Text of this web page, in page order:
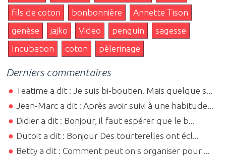
fils de coton
bonbonnière
Annette Tison
genèse
jajko Video penguin
sagesse
Incubation
coton pèlerinage
Derniers commentaires
Teatime a dit : Je suis bi-boutien. Mais quelque s...
Jean-Marc a dit : Après avoir suivi à une habitude...
Didier a dit : Bonjour, il faut espérer que le b...
Dutoit a dit : Bonjour Des tourterelles ont écl...
Betty a dit : Comment peut on s organiser pour ...